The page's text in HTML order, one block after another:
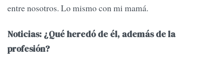
entre nosotros. Lo mismo con mi mamá.
Noticias: ¿Qué heredó de él, además de la
profesión?